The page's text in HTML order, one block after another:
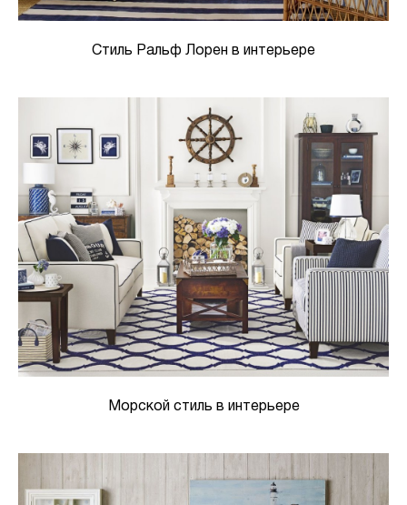
Стиль Ральф Лорен в интерьере
Морской стиль в интерьере